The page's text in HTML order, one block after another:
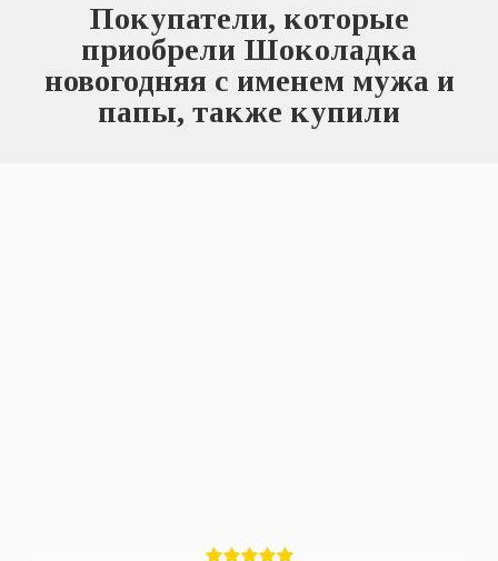
Покупатели, которые
приобрели Шоколадка
новогодняя с именем мужа и
папы, также купили